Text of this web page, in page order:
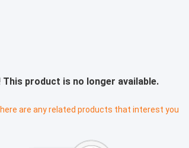
This product is no longer available.
are any related products that interest you